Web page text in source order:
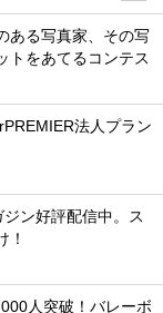
ある写真家、その写
トをあてるコンテス
法人プラン
ジン好評配信中。ス
！
人突破！バレーボ